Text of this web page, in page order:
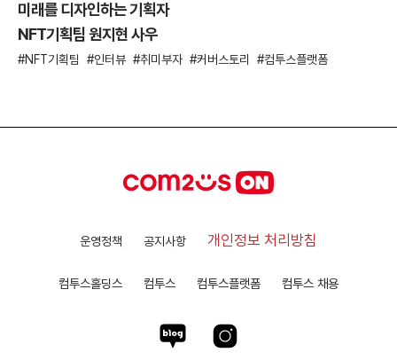
미래를 디자인하는 기획자
NFT기획팀 원지현 사우
NFT기획팀 인터뷰 취미부자 커버스토리 컴투스플랫폼
운영정책 공지사항 개인정보 처리방침
컴투스홀딩스 컴투스 컴투스플랫폼 컴투스 채용